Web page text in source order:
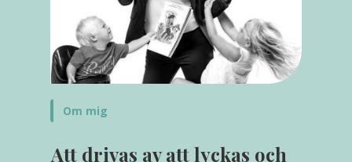
Om mig
Att drivas av att lyckas och